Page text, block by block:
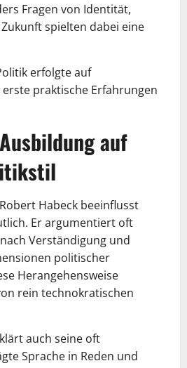
Fragen von Identität,
spielten dabei eine
erfolgte auf
erste praktische Erfahrungen
auf
Habeck beeinflusst
Er argumentiert oft
Verständigung und
politischer
Herangehensweise
rein technokratischen
auch seine oft
Sprache in Reden und